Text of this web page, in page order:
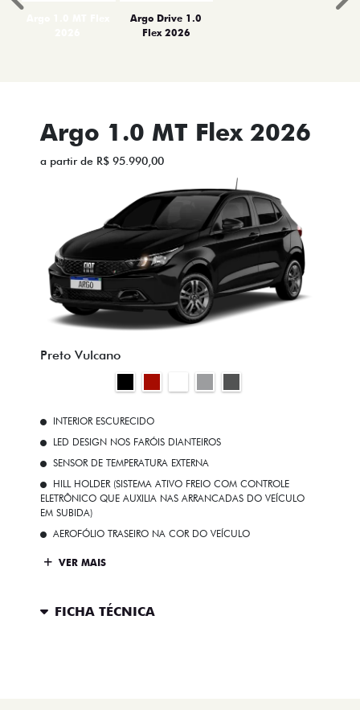
Argo Drive 1.0
Flex 2026
Anterior
Argo 1.0 MT Flex 2026
a partir de R$ 95.990,00
Preto Vulcano
INTERIOR ESCURECIDO
LED DESIGN NOS FARÓIS DIANTEIROS
SENSOR DE TEMPERATURA EXTERNA
HILL HOLDER (SISTEMA ATIVO FREIO COM CONTROLE
ELETRÔNICO QUE AUXILIA NAS ARRANCADAS DO VEÍCULO
EM SUBIDA)
AEROFÓLIO TRASEIRO NA COR DO VEÍCULO
VER MAIS
FICHA TÉCNICA